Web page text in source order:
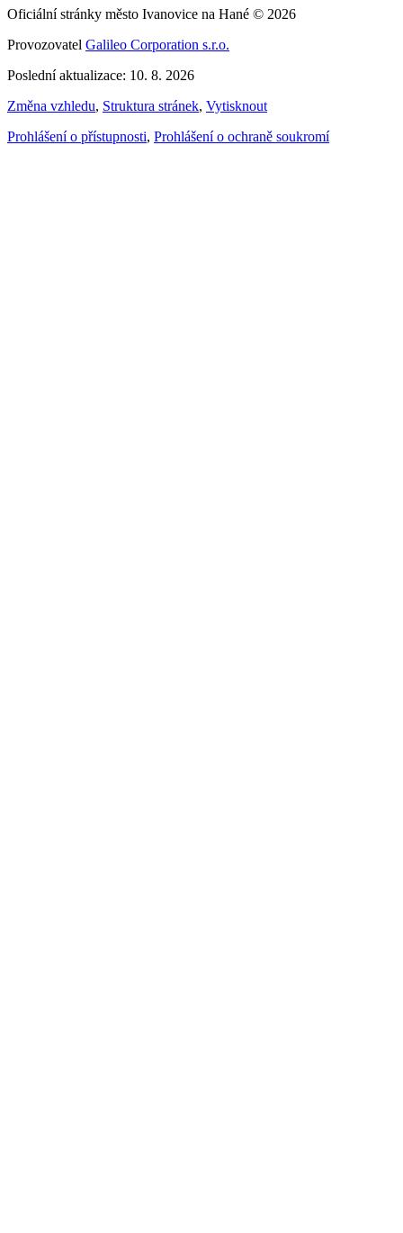
Oficiální stránky město Ivanovice na Hané © 2026
Provozovatel Galileo Corporation s.r.o.
Poslední aktualizace: 10. 8. 2026
Změna vzhledu, Struktura stránek, Vytisknout
Prohlášení o přístupnosti, Prohlášení o ochraně soukromí